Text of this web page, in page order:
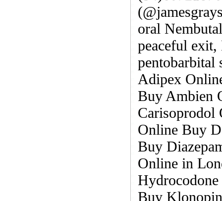
oral
peaceful
pentobarbital
Adipex
Buy Ambien
Carisoprodol
Online Buy
Buy
Online in
Buy